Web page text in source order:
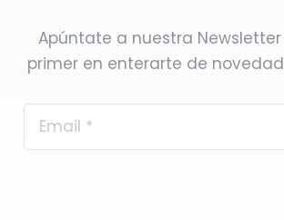
Apúntate a nuestra
primer en enterarte de